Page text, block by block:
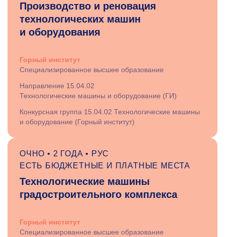
Производство и реновация
технологических машин
и оборудования
Горный институт
Специализированное высшее образование
Направление 15.04.02
Технологические машины и оборудование (ГИ)
Конкурсная группа 15.04.02 Технологические машины
и оборудование (Горный институт)
ОЧНО • 2 ГОДА • РУС
ЕСТЬ БЮДЖЕТНЫЕ И ПЛАТНЫЕ МЕСТА
Технологические машины
градостроительного комплекса
Горный институт
Специализированное высшее образование